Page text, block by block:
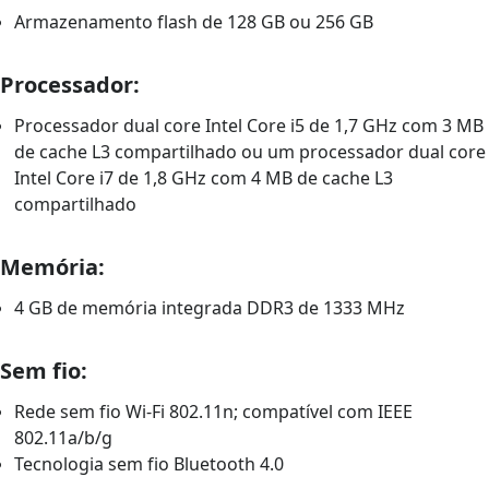
Armazenamento flash de 128 GB ou 256 GB
Processador:
Processador dual core Intel Core i5 de 1,7 GHz com 3 MB
de cache L3 compartilhado ou um processador dual core
Intel Core i7 de 1,8 GHz com 4 MB de cache L3
compartilhado
Memória:
4 GB de memória integrada DDR3 de 1333 MHz
Sem fio:
Rede sem fio Wi-Fi 802.11n; compatível com IEEE
802.11a/b/g
Tecnologia sem fio Bluetooth 4.0